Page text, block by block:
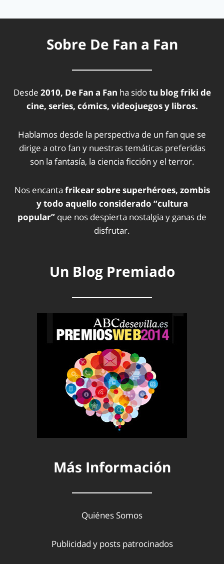
Sobre De Fan a Fan
Desde 2010, De Fan a Fan ha sidotu blog friki de
cine, series, cómics, videojuegos y libros.
Hablamos desde la perspectiva de un fan que se
dirige a otro fan y nuestras temáticas preferidas
son la fantasía, la ciencia ficción y el terror.
Nos encanta frikear sobre superhéroes, zombis
y todo aquello considerado “cultura
popular” que nos despierta nostalgia y ganas de
disfrutar.
Un Blog Premiado
Más Información
Quiénes Somos
Publicidad y posts patrocinados